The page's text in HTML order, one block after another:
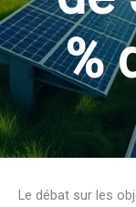
%
Le débat sur les